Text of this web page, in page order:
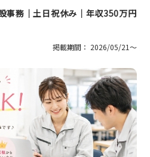
事務│土日祝休み│年収350万円
掲載期間： 2026/05/21〜